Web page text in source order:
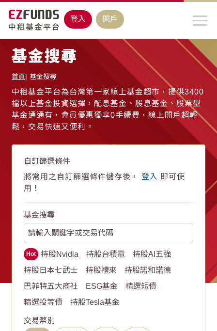
登入 開戶
基金搜尋
首頁 基金搜尋
中租基金平台為台灣第一家線上基金超市，提供3400
檔以上基金投資選擇，配息基金、股息基金、股票型
基金通通有，會員優惠獨享0手續費，線上開戶超輕
鬆，交易快速又便利。
自訂篩選條件
將常用之自訂篩選條件儲存後，
登入
即可使
用！
基金搜尋
Hot 持股Nvidia 持股台積電
持股AI五強
持股日本七武士
持股禮來
持股諾和諾德
巴菲特五大商社
ESG基金
精選短債
精選投等債
持股Tesla基金
交易幣別